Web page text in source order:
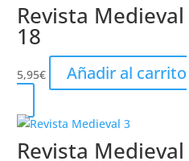
Revista Medieval
18
5,95€ Añadir al carrito
Revista Medieval